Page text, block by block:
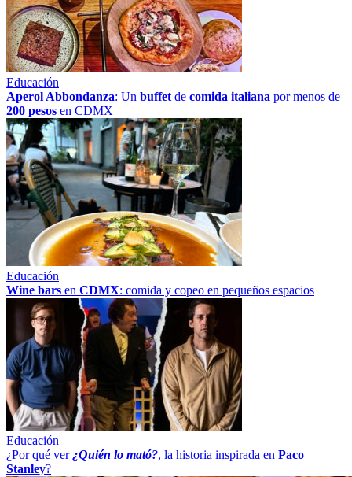
Educación
Aperol Abbondanza: Un buffet de comida italiana por menos de
200 pesos en CDMX
Educación
Wine bars en CDMX: comida y copeo en pequeños espacios
Educación
¿Por qué ver ¿Quién lo mató?, la historia inspirada en Paco
Stanley?